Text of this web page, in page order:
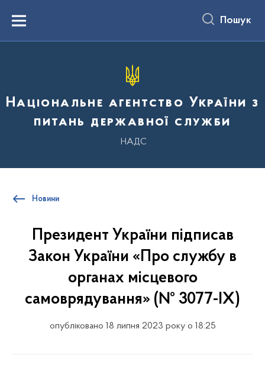
вмістуMenu Пошук
Національне агентство України з
питань державної служби
НАДС
Новини
Президент України підписав
Закон України «Про службу в
органах місцевого
самоврядування» (№ 3077-ІХ)
опубліковано 18 липня 2023 року о 18:25